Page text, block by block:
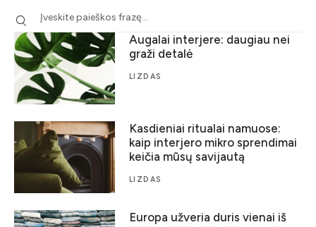
Augalai interjere: daugiau nei
graži detalė
LIZDAS
Kasdieniai ritualai namuose:
kaip interjero mikro sprendimai
keičia mūsų savijautą
LIZDAS
Europa užveria duris vienai iš